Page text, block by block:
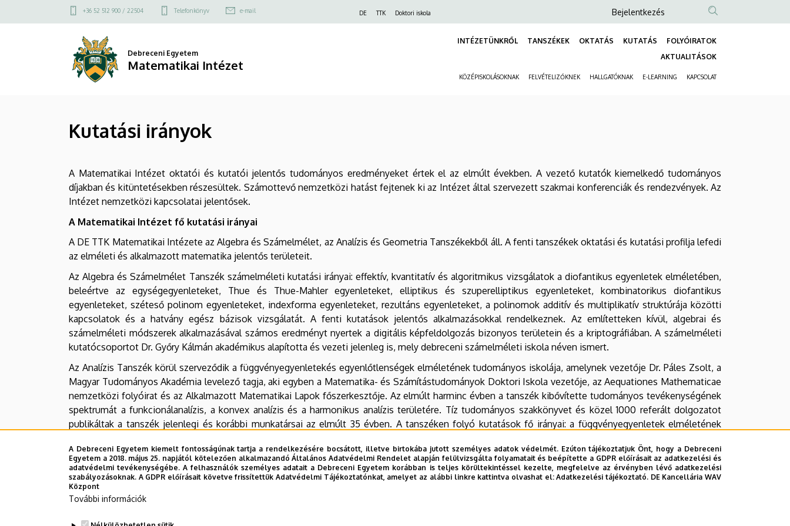
Kutatási
Matematikai
a
Felső
menü
+36 52 512 900 / 22504 Telefonkönyv e-mail DE TTK Doktori iskola
Anonim
fiók
Bejelentkezés
Debreceni Egyetem
Matematikai Intézet
INTÉZETÜNKRŐL TANSZÉKEK OKTATÁS KUTATÁS
FOLYÓIRATOK
AKTUALITÁSOK
KÖZÉPISKOLÁSOKNAK FELVÉTELIZŐKNEK HALLGATÓKNAK E-LEARNING KAPCSOLAT
Kutatási irányok
A Matematikai Intézet oktatói és kutatói jelentős tudományos eredményeket értek el az elmúlt években. A vezető kutatók kiemelkedő tudományos
díjakban és kitüntetésekben részesültek. Számottevő nemzetközi hatást fejtenek ki az Intézet által szervezett szakmai konferenciák és rendezvények. Az
Intézet nemzetközi kapcsolatai jelentősek.
A Matematikai Intézet fő kutatási irányai
A DE TTK Matematikai Intézete az Algebra és Számelmélet, az Analízis és Geometria Tanszékekből áll. A fenti tanszékek oktatási és kutatási profilja lefedi
az elméleti és alkalmazott matematika jelentős területeit.
Az Algebra és Számelmélet Tanszék számelméleti kutatási irányai: effektív, kvantitatív és algoritmikus vizsgálatok a diofantikus egyenletek elméletében,
beleértve az egységegyenleteket, Thue és Thue-Mahler egyenleteket, elliptikus és szuperelliptikus egyenleteket, kombinatorikus diofantikus
egyenleteket, széteső polinom egyenleteket, indexforma egyenleteket, rezultáns egyenleteket, a polinomok additív és multiplikatív struktúrája közötti
kapcsolatok és a hatvány egész bázisok vizsgálatát. A fenti kutatások jelentős alkalmazásokkal rendelkeznek. Az említetteken kívül, algebrai és
számelméleti módszerek alkalmazásával számos eredményt nyertek a digitális képfeldolgozás bizonyos területein és a kriptográfiában. A számelméleti
kutatócsoportot Dr. Győry Kálmán akadémikus alapította és vezeti jelenleg is, mely debreceni számelméleti iskola néven ismert.
Az Analízis Tanszék körül szerveződik a függvényegyenletekés egyenlőtlenségek elméletének tudományos iskolája, amelynek vezetője Dr. Páles Zsolt, a
Magyar Tudományos Akadémia levelező tagja, aki egyben a Matematika- és Számítástudományok Doktori Iskola vezetője, az Aequationes Mathematicae
nemzetközi folyóirat és az Alkalmazott Matematikai Lapok főszerkesztője. Az elmúlt harminc évben a tanszék kibővítette tudományos tevékenységének
spektrumát a funkcionálanalízis, a konvex analízis és a harmonikus analízis területére. Tíz tudományos szakkönyvet és közel 1000 referált dolgozatot
publikáltak a tanszék jelenlegi és korábbi munkatársai az elmúlt 35 évben. A tanszéken folyó kutatások fő irányai: a függvényegyenletek elméletének
egyenlőtlenségek, fixpont-tételek, középértékek összehasonlítása és karakterizációja, függvények konvexitásának általánosításai, elválasztási tételek,
megőrzési problémák operátoralgebrákon, klasszikus és diadikus harmonikus analízis, numerikus módszerek a parciális differenciálegyenletek
elméletében.
A Geometria Tanszék
A Debreceni Egyetem kiemelt fontosságúnak tartja a rendelkezésére bocsátott, illetve birtokába jutott személyes adatok védelmét. Ezúton tájékoztatjuk Önt, hogy a Debreceni
Egyetem a 2018. május 25. napjától kötelezően alkalmazandó Általános Adatvédelmi Rendelet alapján felülvizsgálta folyamatait és beépítette a GDPR előírásait az adatkezelési és
adatvédelmi tevékenységébe. A felhasználók személyes adatait a Debreceni Egyetem korábban is teljes körültekintéssel kezelte, megfelelve az érvényben lévő adatkezelési
szabályozásoknak. A GDPR előírásait követve frissítettük Adatvédelmi Tájékoztatónkat, amelyet az alábbi linkre kattintva olvashat el:Adatkezelési tájékoztató. DE Kancellária WAV
Központ
További információk